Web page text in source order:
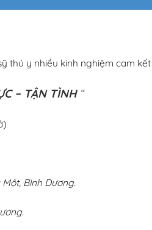
thú y nhiều kinh nghiệm cam
– TẬN TÌNH“
Bình Dương.